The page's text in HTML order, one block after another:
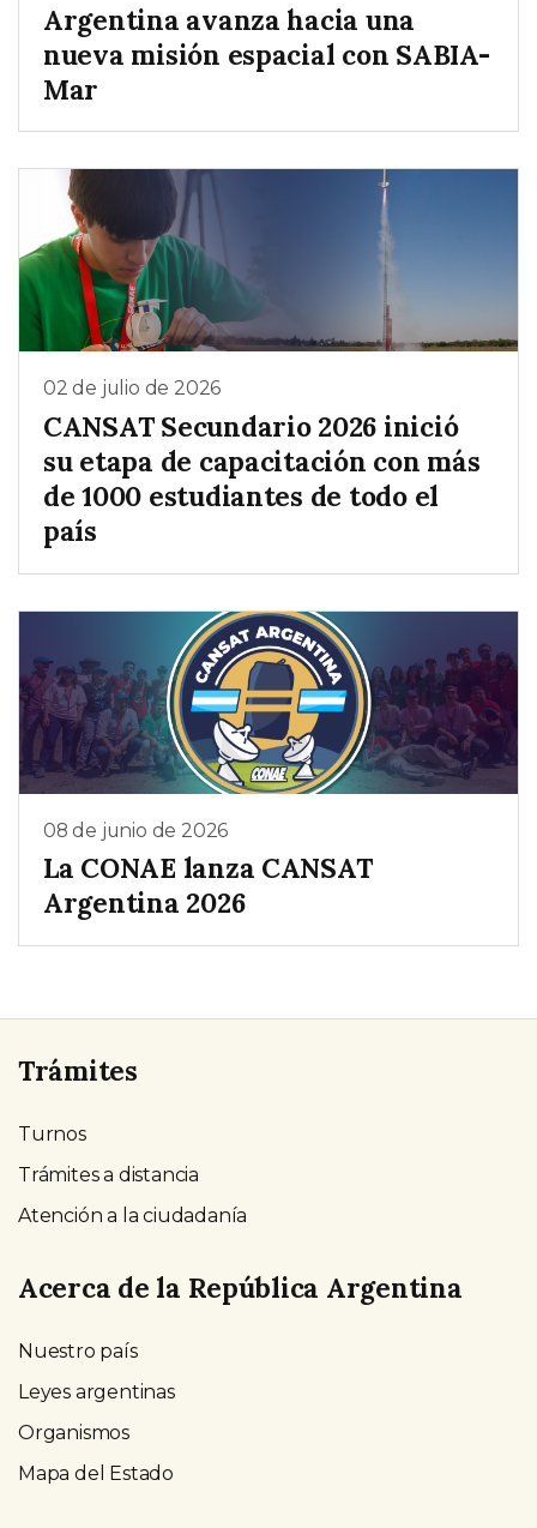
Argentina avanza hacia una
nueva misión espacial con SABIA-
Mar
02 de julio de 2026
CANSAT Secundario 2026 inició
su etapa de capacitación con más
de 1000 estudiantes de todo el
país
08 de junio de 2026
La CONAE lanza CANSAT
Argentina 2026
Trámites
Turnos
Trámites a distancia
Atención a la ciudadanía
Acerca de la República Argentina
Nuestro país
Leyes argentinas
Organismos
Mapa del Estado